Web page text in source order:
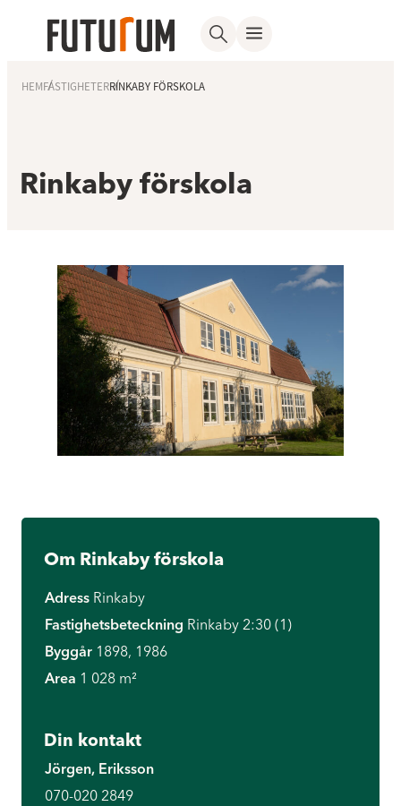
HEMFASTIGHETERRINKABY FÖRSKOLA
Rinkaby förskola
Om Rinkaby förskola
Adress Rinkaby
Fastighetsbeteckning Rinkaby 2:30 (1)
Byggår 1898, 1986
Area 1 028 m²
Din kontakt
Jörgen, Eriksson
070-020 2849